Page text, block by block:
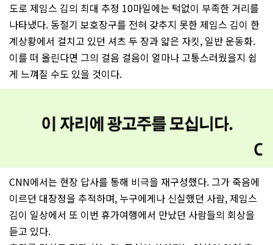
도로 제임스 김의 최대 추정 10마일에는 턱없이 부족한 거리를
나타냈다. 동절기 보호장구를 전혀 갖추지 못한 제임스 김이 한
계상황에서 걸치고 있던 셔츠 두 장과 얇은 자킷, 일반 운동화.
이를 떠 올린다면 그의 걸음 걸음이 얼마나 고통스러웠을지 쉽
게 느껴질 수도 있을 것이다.
CNN에서는 현장 답사를 통해 비극을 재구성했다. 그가 죽음에
이르던 대장정을 추적하며, 누구에게나 신실했던 사람, 제임스
김이 일상에서 또 이번 휴가여행에서 만났던 사람들의 회상을
듣고 있다.